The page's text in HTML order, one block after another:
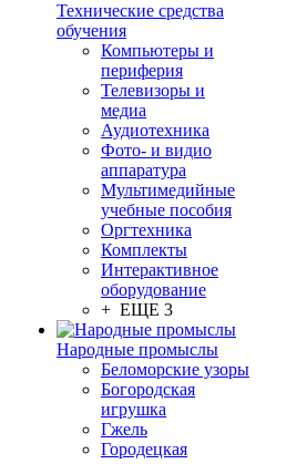
Технические средства
обучения
Компьютеры и
периферия
Телевизоры и
медиа
Аудиотехника
Фото- и видио
аппаратура
Мультимедийные
учебные пособия
Оргтехника
Комплекты
Интерактивное
оборудование
+ ЕЩЕ 3
Народные промыслы
Беломорские узоры
Богородская
игрушка
Гжель
Городецкая